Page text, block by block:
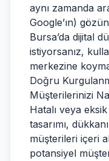
aynı zamanda
Google’ın)
Bursa’da dijital
istiyorsanız,
merkezine
Doğru
Müşterilerinizi
Hatalı veya
tasarımı,
müşterileri içeri
potansiyel